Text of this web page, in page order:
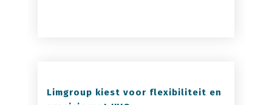
Limgroup kiest voor flexibiliteit en